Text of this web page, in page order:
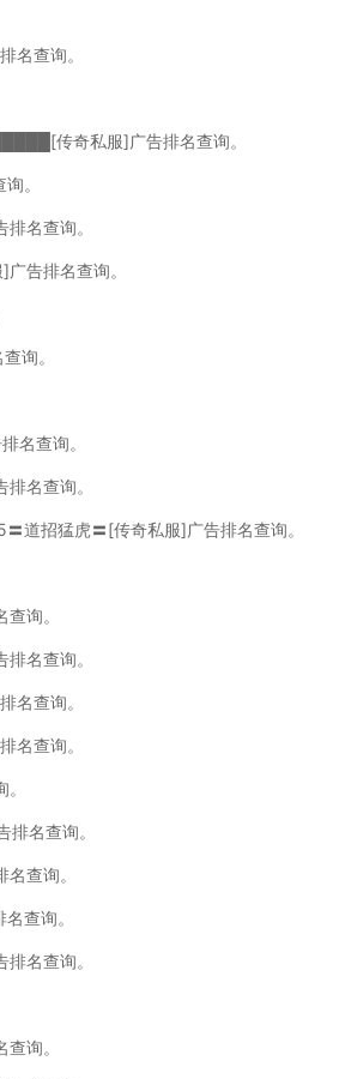
名查询。
传奇私服]广告排名查询。
。
名查询。
告排名查询。
询。
名查询。
名查询。
道招猛虎〓[传奇私服]广告排名查询。
询。
名查询。
名查询。
名查询。
名查询。
查询。
查询。
名查询。
询。